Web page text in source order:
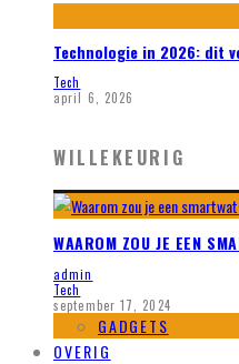
Technologie in 2026: dit
Tech
april 6, 2026
WILLEKEURIG
WAAROM ZOU JE EEN
admin
Tech
september 17, 2024
GADGETS
OVERIG